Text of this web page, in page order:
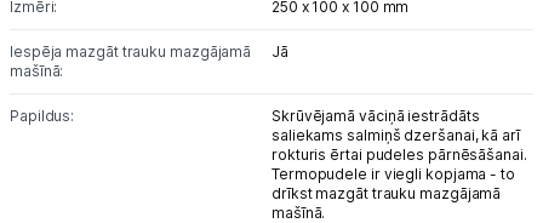
Elektriskie skrejriteņi
Sonāri makšķerēšanai
Izmēri: 250 x 100 x 100 mm
Iespēja mazgāt trauku mazgājamā
mašīnā:
Jā
Papildus:
Skrūvējamā vāciņā iestrādāts
saliekams salmiņš dzeršanai, kā arī
rokturis ērtai pudeles pārnēsāšanai.
Termopudele ir viegli kopjama - to
drīkst mazgāt trauku mazgājamā
mašīnā.